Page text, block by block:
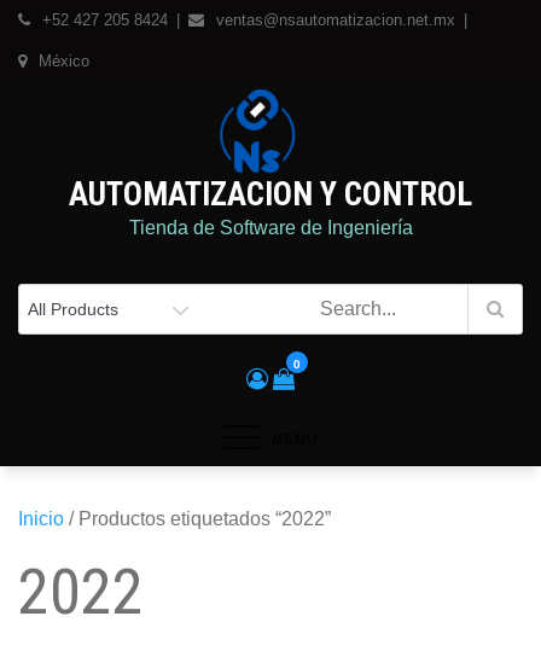
Skip
+52 427 205 8424 ventas@nsautomatizacion.net.mx
México
AUTOMATIZACION Y CONTROL
Tienda de Software de Ingeniería
0
Inicio / Productos etiquetados “2022”
2022